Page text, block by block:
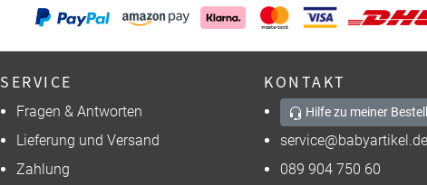
SERVICE
Fragen & Antworten
Lieferung und Versand
Zahlung
KONTAKT
Hilfe zu meiner
service@babyartikel.de
089 904 750 60